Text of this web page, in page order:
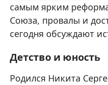
самым ярким
Союза, провалы и
сегодня обсуждают
Детство и юность
Родился Никита